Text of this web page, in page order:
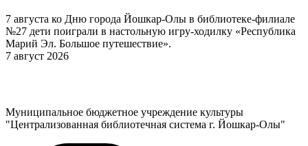
7 августа ко Дню города Йошкар-Олы в библиотеке-филиале
№27 дети поиграли в настольную игру-ходилку «Республика
Марий Эл. Большое путешествие».
7 август 2026
Муниципальное бюджетное учреждение культуры
"Централизованная библиотечная система г. Йошкар-Олы"